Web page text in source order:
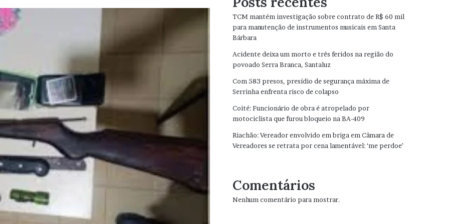
TCM mantém investigação sobre contrato de R$ 60 mil
para manutenção de instrumentos musicais em Santa
Bárbara
Acidente deixa um morto e três feridos na região do
povoado Serra Branca, Santaluz
Com 583 presos, presídio de segurança máxima de
Serrinha enfrenta risco de colapso
Coité: Funcionário de obra é atropelado por
motociclista que furou bloqueio na BA-409
Riachão: Vereador envolvido em briga em Câmara de
Vereadores se retrata por cena lamentável: ‘me perdoe’
Comentários
Nenhum comentário para mostrar.